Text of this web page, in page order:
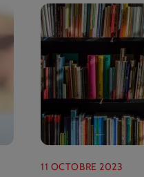
11 OCTOBRE 2023